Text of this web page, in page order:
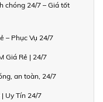
chóng 24/7 – Giá tốt
– Phục Vụ 24/7
Giá Rẻ | 24/7
an toàn, 24/7
Uy Tín 24/7